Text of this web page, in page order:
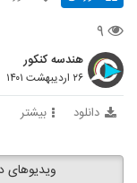
۹
هندسه کنکور
۲۶ اردیبهشت ۱۴۰۱
دانلود بیشتر
ویدیوهای